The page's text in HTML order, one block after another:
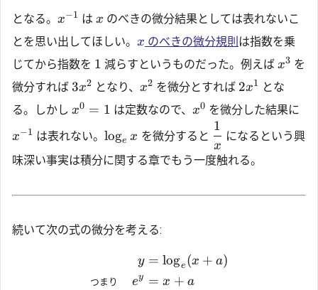
となる。 x−1 は x のべきの微分結果としては表れないこ
とを思い出してほしい。 x のべきの微分規則 は指数を乗
じてから指数を 1 減らすというものだった。例えば x3 を
微分すれば 3x2 となり、 x2 を微分とすれば 2x1 とな
る。しかし x0 = 1 は定数なので、 x0 を微分した結果に
x−1 は表れない。 loge x を微分すると
x
1
になるという興
味深い事実は積分に関する章でもう一度触れる。
続いて次の式の微分を考える:
y
つまり
ey
= loge (x + a)
= x + a